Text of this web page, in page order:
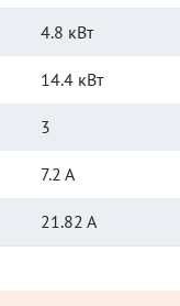
4.8 кВт
14.4 кВт
3
7.2 А
21.82 А